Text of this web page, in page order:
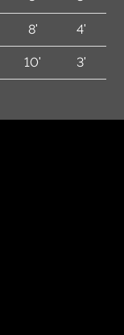
8' 4'
10' 3'